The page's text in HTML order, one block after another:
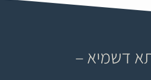
דשמיא –